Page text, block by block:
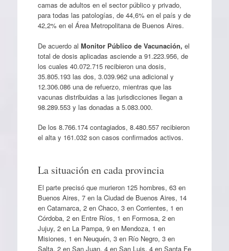
camas de adultos en el sector público y privado,
para todas las patologías, de 44,6% en el país y de
42,2% en el Área Metropolitana de Buenos Aires.
De acuerdo al Monitor Público de Vacunación, el
total de dosis aplicadas asciende a 91.223.956, de
los cuales 40.072.715 recibieron una dosis,
35.805.193 las dos, 3.039.962 una adicional y
12.306.086 una de refuerzo, mientras que las
vacunas distribuidas a las jurisdicciones llegan a
98.289.553 y las donadas a 5.083.000.
De los 8.766.174 contagiados, 8.480.557 recibieron
el alta y 161.032 son casos confirmados activos.
La situación en cada provincia
El parte precisó que murieron 125 hombres, 63 en
Buenos Aires, 7 en la Ciudad de Buenos Aires, 14
en Catamarca, 2 en Chaco, 3 en Corrientes, 1 en
Córdoba, 2 en Entre Ríos, 1 en Formosa, 2 en
Jujuy, 2 en La Pampa, 9 en Mendoza, 1 en
Misiones, 1 en Neuquén, 3 en Río Negro, 3 en
Salta, 2 en San Juan, 4 en San Luis, 4 en Santa Fe